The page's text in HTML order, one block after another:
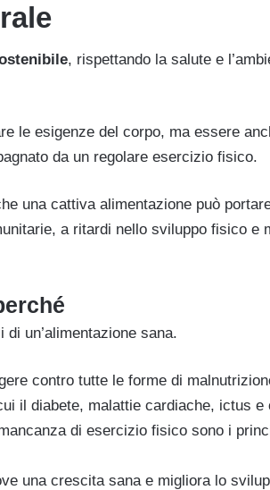
, rispettando la salute e
le esigenze del corpo, ma essere
da un regolare esercizio fisico.
una cattiva alimentazione può
a ritardi nello sviluppo fisico e
un’alimentazione sana.
contro tutte le forme di
il diabete, malattie cardiache, ictus e
di esercizio fisico sono i
una crescita sana e migliora lo